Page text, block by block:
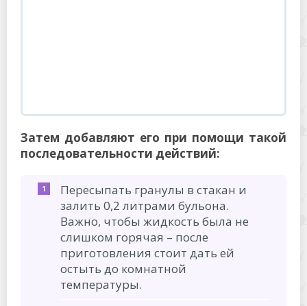
Затем добавляют его при помощи такой
последовательности действий:
Пересыпать гранулы в стакан и
залить 0,2 литрами бульона.
Важно, чтобы жидкость была не
слишком горячая – после
приготовления стоит дать ей
остыть до комнатной
температуры.